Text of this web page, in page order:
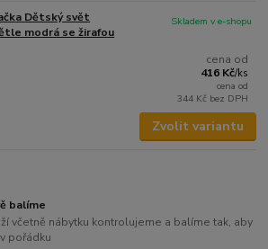
Dětský svět
modrá se žirafou
cena od
416 Kč/ks
cena od
344 Kč bez DPH
Skladem v e-shopu
Zvolit variantu
balíme
včetně nábytku kontrolujeme a balíme tak, aby
pořádku